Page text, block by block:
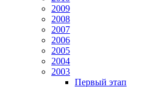
2009
2008
2007
2006
2005
2004
2003
Первый этап